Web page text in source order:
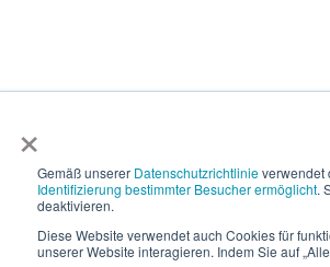
×
Gemäß unserer Datenschutzrichtlinieverwendet
Identifizierung bestimmter Besucher ermöglicht.
deaktivieren.
Diese Website verwendet auch Cookies für
unserer Website interagieren. Indem Sie auf